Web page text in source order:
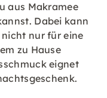
aus Makramee
Dabei kann
nur für eine
zu Hause
eignet